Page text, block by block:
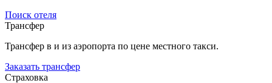
Поиск отеля
Трансфер
Трансфер в и из аэропорта по цене местного такси.
Заказать трансфер
Страховка